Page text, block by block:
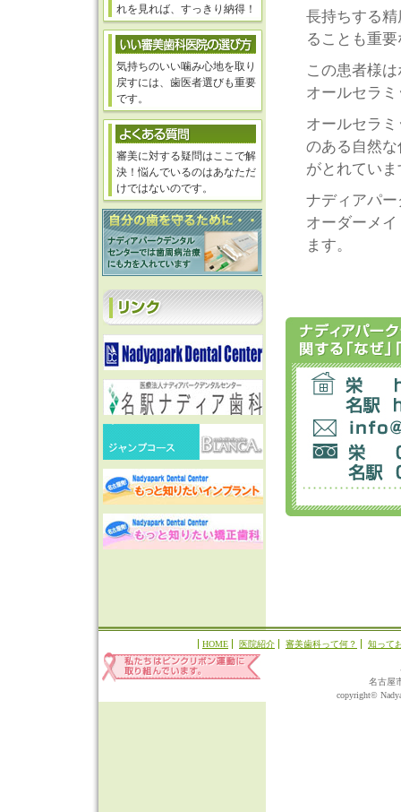
長持ちする
ることも重
この患者様
オールセラ
オールセラ
のある自然
がとれていま
ナディアパ
オーダーメ
ます。
れを見れば、すっきり納得！
気持ちのいい噛み心地を取り
戻すには、歯医者選びも重要
です。
審美に対する疑問はここで解
決！悩んでいるのはあなただ
けではないのです。
HOME 医院紹介 審美歯科って何？ 知って
名古屋
copyright©